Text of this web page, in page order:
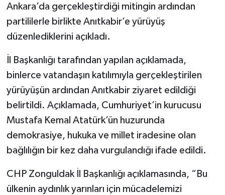
Ankara’da gerçekleştirdiği mitingin ardından
partililerle birlikte Anıtkabir’e yürüyüş
düzenlediklerini açıkladı.
İl Başkanlığı tarafından yapılan açıklamada,
binlerce vatandaşın katılımıyla gerçekleştirilen
yürüyüşün ardından Anıtkabir ziyaret edildiği
belirtildi. Açıklamada, Cumhuriyet’in kurucusu
Mustafa Kemal Atatürk’ün huzurunda
demokrasiye, hukuka ve millet iradesine olan
bağlılığın bir kez daha vurgulandığı ifade edildi.
CHP Zonguldak İl Başkanlığı açıklamasında, “Bu
ülkenin aydınlık yarınları için mücadelemizi